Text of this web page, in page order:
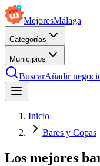
MejoresMálaga
Categorías
Municipios
BuscarAñadir
Inicio
Bares y Copas
Los mejores